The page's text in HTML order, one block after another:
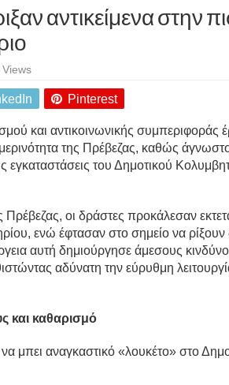
αντικείμενα στην
Views
Pinterest
και αντικοινωνικής συμπεριφοράς
της Πρέβεζας, καθώς
εγκαταστάσεις του Δημοτικού
οι δράστες προκάλεσαν
ενώ έφτασαν στο σημείο να ρίξουν
αυτή δημιούργησε άμεσους
αδύνατη την εύρυθμη
και καθαρισμό
μπει αναγκαστικό «λουκέτο» στο